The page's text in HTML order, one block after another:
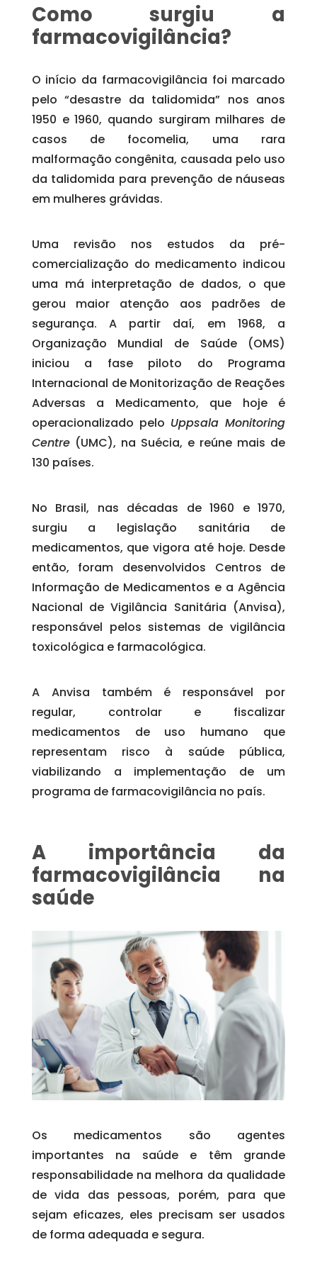
Como surgiu a
farmacovigilância?
O início da farmacovigilância foi marcado
pelo “desastre da talidomida” nos anos
1950 e 1960, quando surgiram milhares de
casos de focomelia, uma rara
malformação congênita, causada pelo uso
da talidomida para prevenção de náuseas
em mulheres grávidas.
Uma revisão nos estudos da pré-
comercialização do medicamento indicou
uma má interpretação de dados, o que
gerou maior atenção aos padrões de
segurança. A partir daí, em 1968, a
Organização Mundial de Saúde (OMS)
iniciou a fase piloto do Programa
Internacional de Monitorização de Reações
Adversas a Medicamento, que hoje é
operacionalizado pelo Uppsala Monitoring
Centre(UMC), na Suécia, e reúne mais de
130 países.
No Brasil, nas décadas de 1960 e 1970,
surgiu a legislação sanitária de
medicamentos, que vigora até hoje. Desde
então, foram desenvolvidos Centros de
Informação de Medicamentos e a Agência
Nacional de Vigilância Sanitária (Anvisa),
responsável pelos sistemas de vigilância
toxicológica e farmacológica.
A Anvisa também é responsável por
regular, controlar e fiscalizar
medicamentos de uso humano que
representam risco à saúde pública,
viabilizando a implementação de um
programa de farmacovigilância no país.
A importância da
farmacovigilância na
saúde
Os medicamentos são agentes
importantes na saúde e têm grande
responsabilidade na melhora da qualidade
de vida das pessoas, porém, para que
sejam eficazes, eles precisam ser usados
de forma adequada e segura.